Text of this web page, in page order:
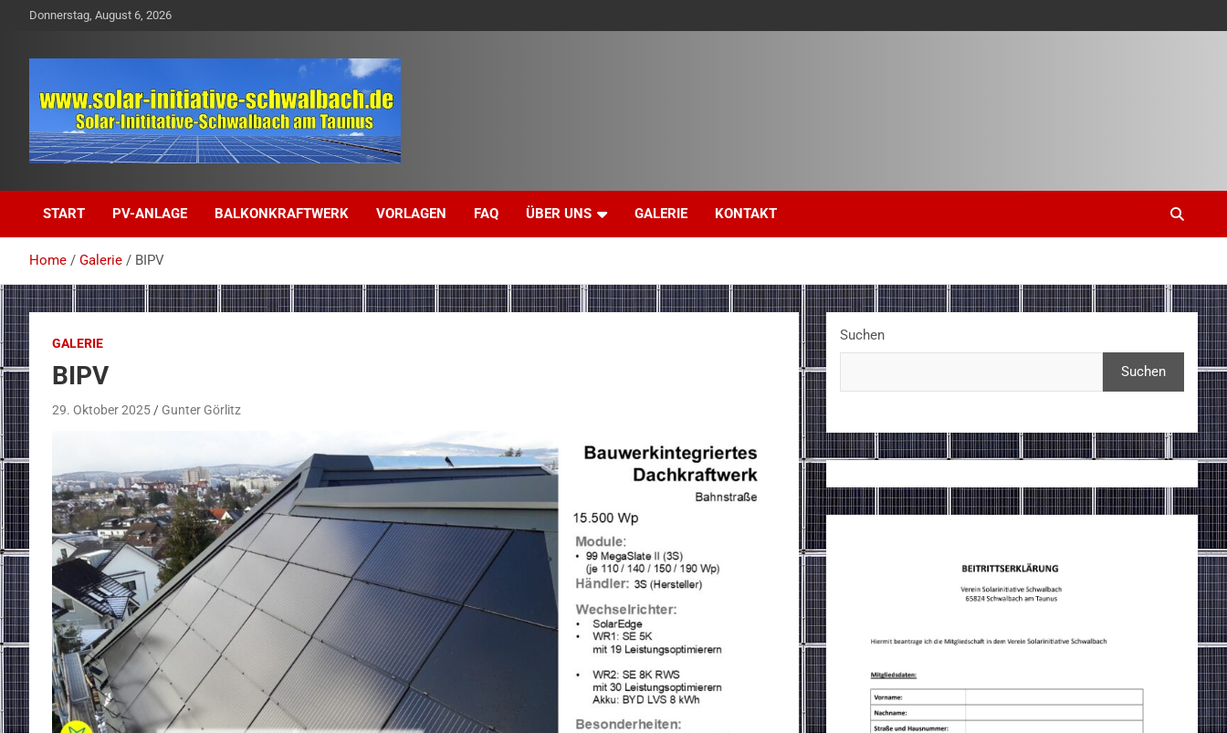
Donnerstag, August 6, 2026
solar-initiative-
schwalbach.de
START PV-ANLAGE BALKONKRAFTWERK VORLAGEN FAQ ÜBER UNS GALERIE KONTAKT
Home Galerie BIPV
GALERIE
BIPV
29. Oktober 2025 Gunter Görlitz
Suchen
Suchen